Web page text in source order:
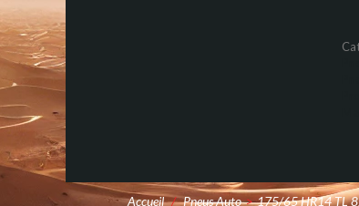
Accueil / Pneus Auto > 175/65 HR14 TL